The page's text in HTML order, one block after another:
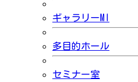
ギャラリーMI
多目的ホール
セミナー室